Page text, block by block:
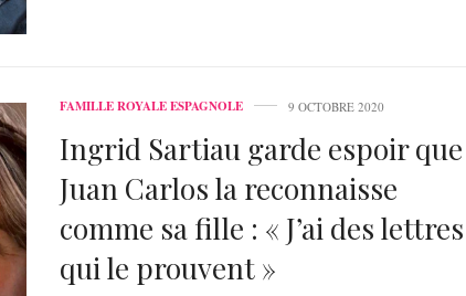
FAMILLE ROYALE ESPAGNOLE 9 OCTOBRE 2020
Ingrid Sartiau garde espoir que
Juan Carlos la reconnaisse
comme sa fille : « J’ai des lettres
qui le prouvent »